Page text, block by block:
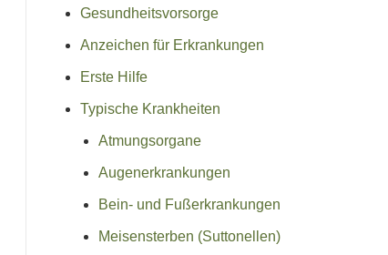
Gesundheitsvorsorge
Anzeichen für Erkrankungen
Erste Hilfe
Typische Krankheiten
Atmungsorgane
Augenerkrankungen
Bein- und Fußerkrankungen
Meisensterben (Suttonellen)